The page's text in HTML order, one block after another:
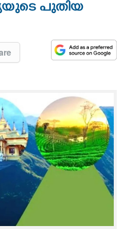
പുതിയ